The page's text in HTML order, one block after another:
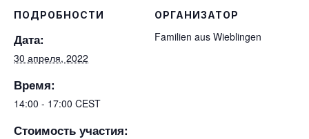
ПОДРОБНОСТИ
Дата:
30 апреля, 2022
Время:
14:00 - 17:00 CEST
Стоимость участия:
ОРГАНИЗАТОР
Familien aus Wieblingen